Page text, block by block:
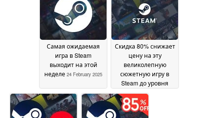
Самая ожидаемая
игра в Steam
выходит на этой
неделе 24 February 2025
Скидка 80% снижает
цену на эту
великолепную
сюжетную игру в
Steam до уровня
ниже $424 February 2025